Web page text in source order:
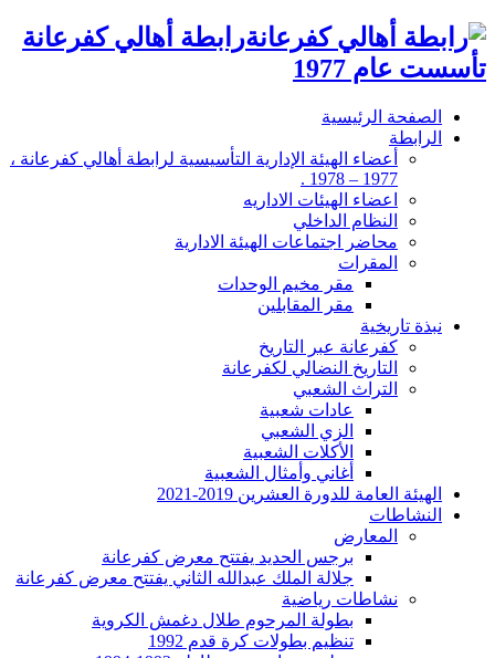
رابطة أهالي كفرعانة
تأسست عام 1977
الصفحة الرئيسية
الرابطة
أعضاء الهيئة الإدارية التأسيسية لرابطة أهالي كفرعانة ،
1977 – 1978 .
اعضاء الهيئات الاداريه
النظام الداخلي
محاضر اجتماعات الهيئة الادارية
المقرات
مقر مخيم الوحدات
مقر المقابلين
نبذة تاريخية
كفرعانة عبر التاريخ
التاريخ النضالي لكفرعانة
التراث الشعبي
عادات شعبية
الزي الشعبي
الأكلات الشعبية
أغاني وأمثال الشعبية
الهيئة العامة للدورة العشرين 2019-2021
النشاطات
المعارض
برجس الحديد يفتتح معرض كفرعانة
جلالة الملك عبدالله الثاني يفتتح معرض كفرعانة
نشاطات رياضية
بطولة المرحوم طلال دغمش الكروية
تنظيم بطولات كرة قدم 1992